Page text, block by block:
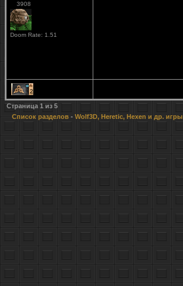
3908
Doom Rate: 1.51
2
Страница 1из 5
Список разделов - Wolf3D, Heretic, Hexen и др. игры